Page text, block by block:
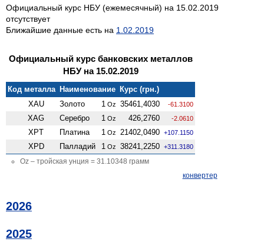
Официальный курс НБУ (ежемесячный) на 15.02.2019
отсутствует
Ближайшие данные есть на 1.02.2019
Официальный курс банковских металлов
НБУ на 15.02.2019
Код металла Наименование Курс (грн.)
XAU
Золото 1 Oz 35461,4030 -61.3100
XAG Серебро 1 Oz 426,2760 -2.0610
XPT Платина 1 Oz 21402,0490 +107.1150
XPD Палладий 1 Oz 38241,2250 +311.3180
Oz – тройская унция = 31.10348 грамм
конвертер
2026
2025